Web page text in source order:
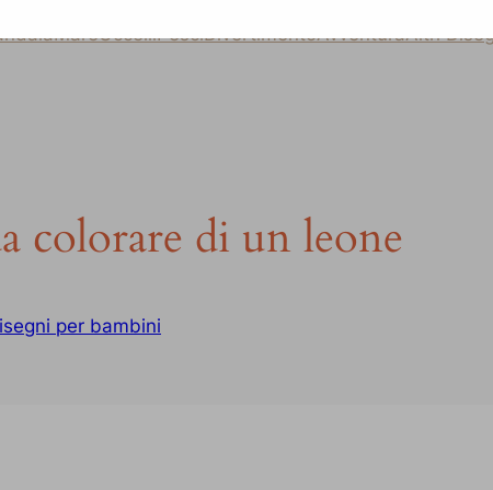
MareUccelliPesciDivertimentoAvventuraAltri
colorare di un leone
per bambini